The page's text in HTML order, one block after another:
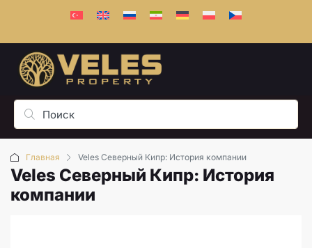
Главная Veles Северный Кипр: История компании
Veles Северный Кипр: История
компании